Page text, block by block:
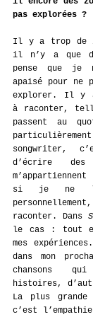
pas explorées ?
Il y a trop de
il n’y a que
pense que je
apaisé pour ne
explorer. Il y
à raconter,
passent au
songwriter,
d’écrire
si je ne
raconter. Dans
le cas : tout
mes
dans mon
chansons
histoires,
La plus grande
c’est